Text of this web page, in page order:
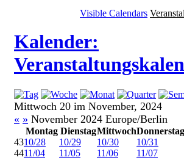
Visible Calendars
Kalender:
Mittwoch 20 im November, 2024
« » November 2024 Europe/Berlin
Montag DienstagMittwochDonnerstag
4310/28 10/29 10/30
10/31
4411/04 11/05 11/06
11/07